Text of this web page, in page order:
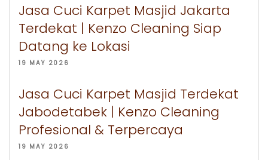
Jasa Cuci Karpet Masjid Jakarta
Terdekat | Kenzo Cleaning Siap
Datang ke Lokasi
19 MAY 2026
Jasa Cuci Karpet Masjid Terdekat
Jabodetabek | Kenzo Cleaning
Profesional & Terpercaya
19 MAY 2026